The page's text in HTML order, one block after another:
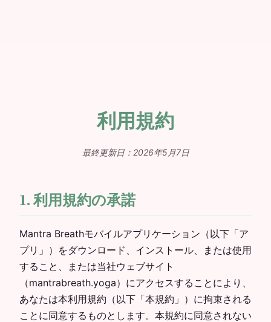
利用規約
最終更新日：2026年5月7日
1. 利用規約の承諾
Mantra Breathモバイルアプリケーション（以下「ア
プリ」）をダウンロード、インストール、または使用
すること、または当社ウェブサイト
（mantrabreath.yoga）にアクセスすることにより、
あなたは本利用規約（以下「本規約」）に拘束される
ことに同意するものとします。本規約に同意されない